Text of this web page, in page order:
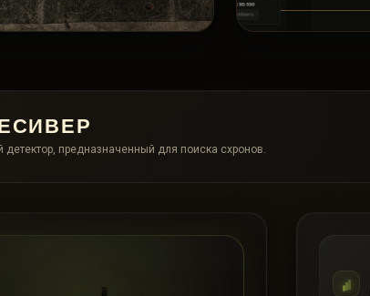
детектор, предназначенный для поиска схронов.